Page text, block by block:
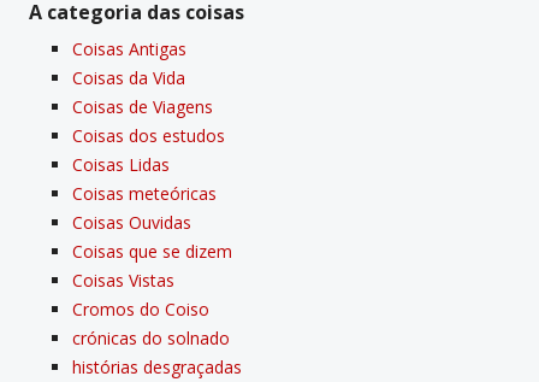
A categoria das coisas
Coisas Antigas
Coisas da Vida
Coisas de Viagens
Coisas dos estudos
Coisas Lidas
Coisas meteóricas
Coisas Ouvidas
Coisas que se dizem
Coisas Vistas
Cromos do Coiso
crónicas do solnado
histórias desgraçadas